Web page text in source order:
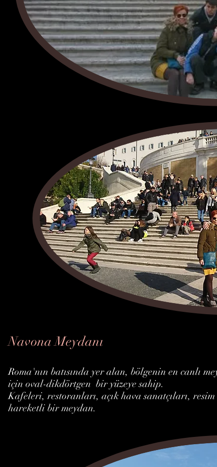
Navona Meydanı
Roma'nın batısında yer alan, bölgenin en canlı
için oval-dikdörtgen bir yüzeye sahip.
Kafeleri, restoranları, açık hava sanatçıları,
hareketli bir meydan.